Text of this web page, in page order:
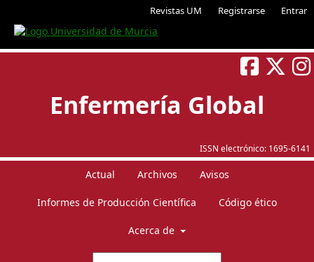
Revistas UM Registrarse Entrar
ISSN electrónico: 1695-6141
Enfermería Global
Actual Archivos Avisos
Informes de Producción Científica Código ético
Acerca de